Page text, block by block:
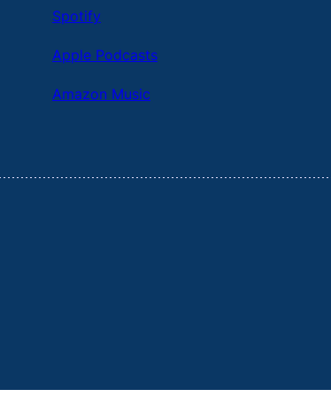
Spotify
Apple Podcasts
Amazon Music